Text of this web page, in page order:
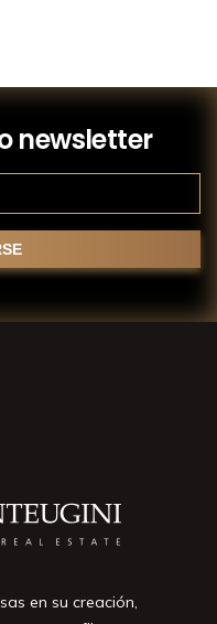
newsletter
en su creación,